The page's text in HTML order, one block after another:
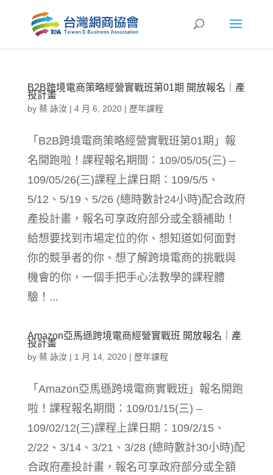
B2B跨境電商策略經營實戰班第01期 開放報名｜產
投計畫
by 蔡 詠汝| 4 月 6, 2020| 歷年課程
「B2B跨境電商策略經營實戰班第01期」報
名開跑啦！課程報名期間：109/05/05(三) –
109/05/26(三)課程上課日期：109/5/5、
5/12、5/19、5/26 (總時數計24小時)配合政府
產投計畫，報名可享政府部分或全額補助！
給想要找到市場定位的你、想知道如何面對
你的競爭者的你、想了解跨境電商的挑戰與
機會的你，一個手把手心法教學的課程體
驗！...
Amazon亞馬遜跨境電商經營實戰班 開放報名｜產
投計畫
by 蔡 詠汝| 1 月 14, 2020| 歷年課程
「Amazon亞馬遜跨境電商實戰班」報名開跑
啦！課程報名期間：109/01/15(三) –
109/02/12(三)課程上課日期：109/2/15、
2/22、3/14、3/21、3/28 (總時數計30小時)配
合政府產投計畫，報名可享政府部分或全額